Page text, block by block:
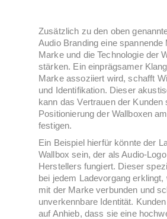
Zusätzlich zu den oben
Audio Branding eine spannende
Marke und die Technologie der
stärken. Ein einprägsamer
Marke assoziiert wird, schafft
und Identifikation. Dieser
kann das Vertrauen der Kunden
Positionierung der Wallboxen
festigen.
Ein Beispiel hierfür könnte der
Wallbox sein, der als Audio-
Herstellers fungiert. Dieser
bei jedem Ladevorgang
mit der Marke verbunden und
unverkennbare Identität.
auf Anhieb, dass sie eine